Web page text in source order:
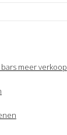
meer verkoop